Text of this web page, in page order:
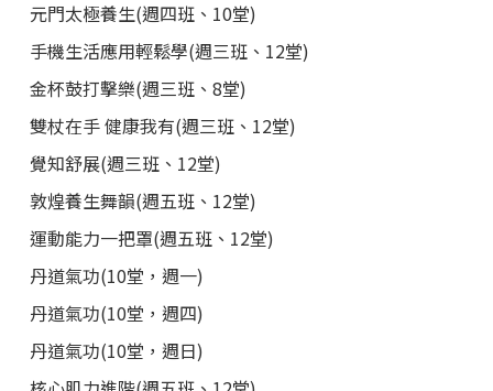
元門太極養生(週四班、10堂)
手機生活應用輕鬆學(週三班、12堂)
金杯鼓打擊樂(週三班、8堂)
雙杖在手 健康我有(週三班、12堂)
覺知舒展(週三班、12堂)
敦煌養生舞韻(週五班、12堂)
運動能力一把罩(週五班、12堂)
丹道氣功(10堂，週一)
丹道氣功(10堂，週四)
丹道氣功(10堂，週日)